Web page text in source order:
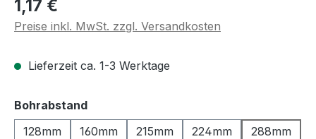
1,17 €
Preise inkl. MwSt. zzgl. Versandkosten
Lieferzeit ca. 1-3 Werktage
Bohrabstandauswählen
128mm
160mm 215mm 224mm
288mm